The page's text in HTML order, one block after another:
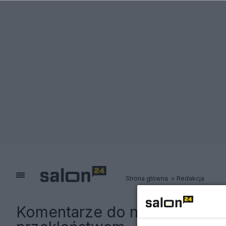
Strona główna Redakcja
Komentarze do notki: